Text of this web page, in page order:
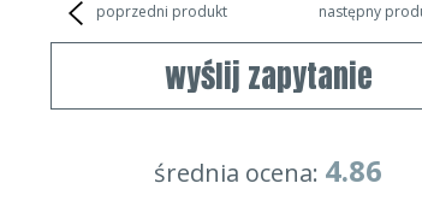
poprzedni produkt następny
wyślij zapytanie
średnia ocena: 4.86